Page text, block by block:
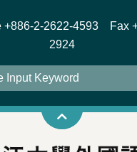
+886-2-2622-4593 Fax
2924